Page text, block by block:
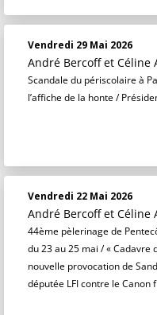
Vendredi 29 Mai 2026
André Bercoff et Céline
Scandale du périscolaire à
l’affiche de la honte /
Vendredi 22 Mai 2026
André Bercoff et Céline
44ème pèlerinage de
du 23 au 25 mai / « Cadavre
nouvelle provocation de
députée LFI contre le Canon